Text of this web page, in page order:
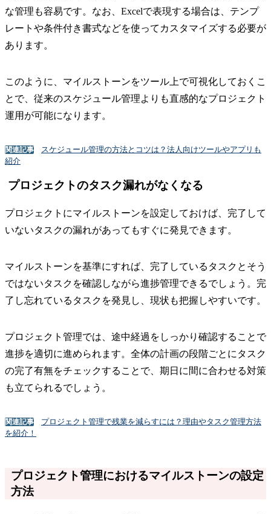
な管理も容易です。なお、Excelで表現する場合は、テンプ
レートや条件付き書式などを使ってカスタマイズする必要が
あります。
このように、マイルストーンをツール上で可視化しておくこ
とで、従来のスケジュール管理よりも直感的なプロジェクト
運用が可能になります。
関連記事
スケジュール管理の方法とコツは？法人向けツールやアプリも
紹介
プロジェクトのタスク漏れがなくなる
プロジェクトにマイルストーンを設定しておけば、完了して
いないタスクの漏れがあってもすぐに発見できます。
マイルストーンを基準にすれば、完了しているタスクとそう
ではないタスクを確認しながら進捗管理できるでしょう。完
了し忘れているタスクを発見し、現状も把握しやすいです。
プロジェクト管理では、途中経過をしっかり確認することで
進捗を適切に進められます。全体の計画の段階ごとにタスク
の完了有無をチェックすることで、期日に間に合わせる対策
も立てられるでしょう。
関連記事
プロジェクト管理で残業を減らすには？理由やタスク管理方法
を紹介！
プロジェクト管理におけるマイルストーンの設定
方法